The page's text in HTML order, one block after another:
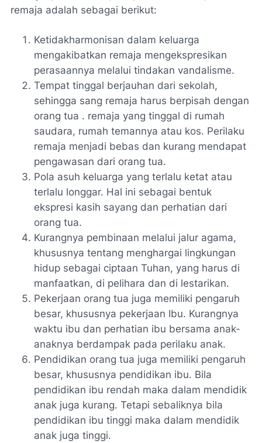
remaja adalah sebagai berikut:
Ketidakharmonisan dalam keluarga
mengakibatkan remaja mengekspresikan
perasaannya melalui tindakan vandalisme.
Tempat tinggal berjauhan dari sekolah,
sehingga sang remaja harus berpisah dengan
orang tua . remaja yang tinggal di rumah
saudara, rumah temannya atau kos. Perilaku
remaja menjadi bebas dan kurang mendapat
pengawasan dari orang tua.
Pola asuh keluarga yang terlalu ketat atau
terlalu longgar. Hal ini sebagai bentuk
ekspresi kasih sayang dan perhatian dari
orang tua.
Kurangnya pembinaan melalui jalur agama,
khususnya tentang menghargai lingkungan
hidup sebagai ciptaan Tuhan, yang harus di
manfaatkan, di pelihara dan di lestarikan.
Pekerjaan orang tua juga memiliki pengaruh
besar, khususnya pekerjaan Ibu. Kurangnya
waktu ibu dan perhatian ibu bersama anak-
anaknya berdampak pada perilaku anak.
Pendidikan orang tua juga memiliki pengaruh
besar, khususnya pendidikan ibu. Bila
pendidikan ibu rendah maka dalam mendidik
anak juga kurang. Tetapi sebaliknya bila
pendidikan ibu tinggi maka dalam mendidik
anak juga tinggi.